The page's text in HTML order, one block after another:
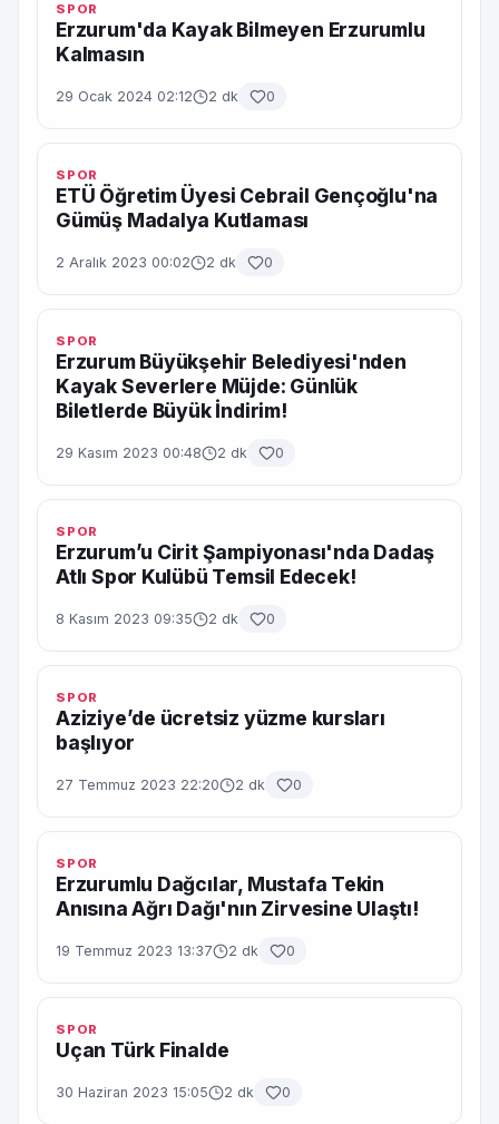
SPOR
Erzurum'da Kayak Bilmeyen Erzurumlu
Kalmasın
29 Ocak 2024 02:12 2 dk 0
SPOR
ETÜ Öğretim Üyesi Cebrail Gençoğlu'na
Gümüş Madalya Kutlaması
2 Aralık 2023 00:02 2 dk 0
SPOR
Erzurum Büyükşehir Belediyesi'nden
Kayak Severlere Müjde: Günlük
Biletlerde Büyük İndirim!
29 Kasım 2023 00:48 2 dk 0
SPOR
Erzurum’u Cirit Şampiyonası'nda Dadaş
Atlı Spor Kulübü Temsil Edecek!
8 Kasım 2023 09:35 2 dk 0
SPOR
Aziziye’de ücretsiz yüzme kursları
başlıyor
27 Temmuz 2023 22:20 2 dk 0
SPOR
Erzurumlu Dağcılar, Mustafa Tekin
Anısına Ağrı Dağı'nın Zirvesine Ulaştı!
19 Temmuz 2023 13:37 2 dk 0
SPOR
Uçan Türk Finalde
30 Haziran 2023 15:05 2 dk 0